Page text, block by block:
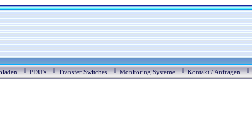
PDU's Transfer Switches Monitoring Systeme Kontakt / Anfragen